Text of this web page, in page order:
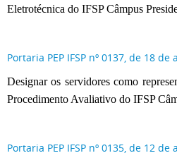
Eletrotécnica do IFSP Câmpus
Portaria PEP IFSP nº 0137, de 18 de
Designar os servidores como
Procedimento Avaliativo do IFSP
Portaria PEP IFSP nº 0135, de 12 de